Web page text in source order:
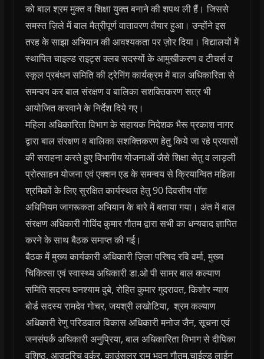
को बाल श्रम मुक्त व शिक्षा युक्त बनाने की शपथ ली हैं। जिससे
समस्त ज़िले में बाल मैत्रीपूर्ण वातावरण तैयार हुआ। उन्होंने इस
तरह के साझा अभियान की आवश्यकता पर ज़ोर दिया। विद्यालयों में
स्थापित चाइल्ड राइट्स क्लब सदस्यों के आमुखीकरण व टीचर्स व
स्कूल प्रबंधन समिति की ट्रेनिंग कार्यक्रम में बाल अधिकारिता से
समन्वय कर बाल संरक्षण व बालिका सशक्तिकरण सत्र भी
आयोजित करवाने के निर्देश दिये गए।
महिला अधिकारिता विभाग के सहायक निदेशक भैरू प्रकाश नागर
द्वारा बाल संरक्षण व बालिका सशक्तिकरण हेतु किये जा रहे प्रयासों
की सराहना करते हुए विभागीय योजनाओं जैसे शिक्षा सेतु व लाड़ली
प्रोत्साहन योजना एवं एक्शन एड के समन्वय से क्रियान्वित महिला
श्रमिकों के लिए सुरक्षित कार्यस्थल हेतु 90 दिवसीय पॉश
अधिनियम जागरूकता अभियान के बारे में बताया गया। अंत में बाल
संरक्षण अधिकारी गोविंद कुमार गौतम द्वारा सभी का धन्यवाद ज्ञापित
करने के साथ बैठक समाप्त की गई।
बैठक में मुख्य कार्यकारी अधिकारी ज़िला परिषद रवि वर्मा, मुख्य
चिकित्सा एवं स्वास्थ्य अधिकारी डा.ओ पी सामर बाल कल्याण
समिति सदस्य घनश्याम दुबे, रोहित कुमार गुदरावत, किशोर न्याय
बोर्ड सदस्य रामदेव गोचर, जयश्री लखोटिया, श्रम कल्याण
अधिकारी रेणु परिडवाल विकास अधिकारी मनोज जैन, सूचना एवं
जनसंपर्क अधिकारी अनुप्रिया, बाल अधिकारिता विभाग से दीपिका
वशिष्ठ, आउटरिच वर्कर, काउंसलर राम भवन गौतम,चाईल्ड लाईन